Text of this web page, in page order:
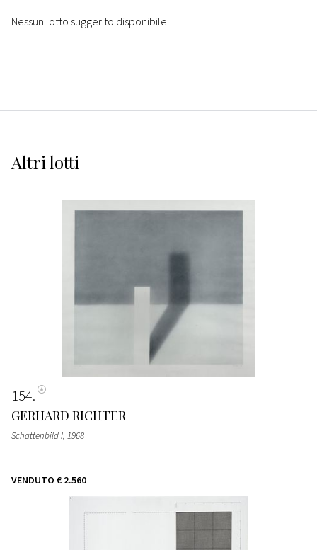
Nessun lotto suggerito disponibile.
Altrilotti
154
GERHARD RICHTER
Schattenbild I, 1968
VENDUTO € 2.560